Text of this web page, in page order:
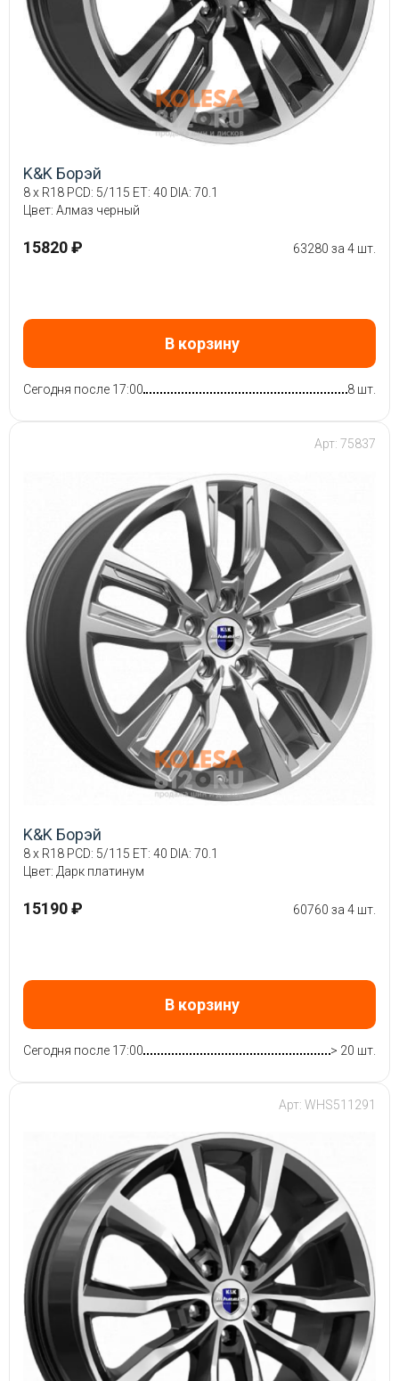
K&K Борэй
8 x R18 PCD: 5/115 ET: 40 DIA: 70.1
Цвет: Алмаз черный
15820 ₽ 63280 за 4 шт.
В корзину
Сегодня после 17:00 8 шт.
Арт: 75837
K&K Борэй
8 x R18 PCD: 5/115 ET: 40 DIA: 70.1
Цвет: Дарк платинум
15190 ₽ 60760 за 4 шт.
В корзину
Сегодня после 17:00 > 20 шт.
Арт: WHS511291